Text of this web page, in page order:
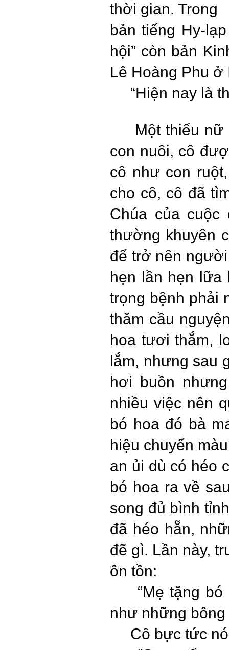
thời gian. Trong
bản tiếng Hy-
hội” còn bản
Lê Hoàng Phu ở
“Hiện nay là
Một thiếu
con nuôi, cô
cô như con
cho cô, cô đã
Chúa của
thường khuyên
để trở nên
hẹn lần hẹn lữa
trọng bệnh phải
thăm cầu
hoa tươi thắm,
lắm, nhưng sau
hơi buồn
nhiều việc nên
bó hoa đó bà
hiệu chuyển
an ủi dù có héo
bó hoa ra về
song đủ bình
đã héo hẵn,
đẽ gì. Lần này,
ôn tồn:
“Mẹ tặng
như những bông
Cô bực tức